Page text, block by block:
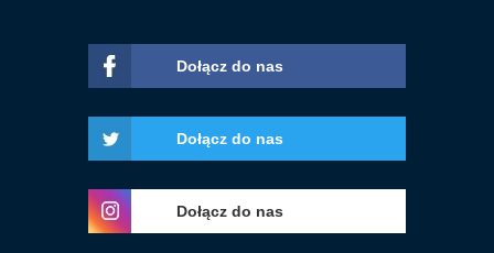
Dołącz do nas
Dołącz do nas
Dołącz do nas